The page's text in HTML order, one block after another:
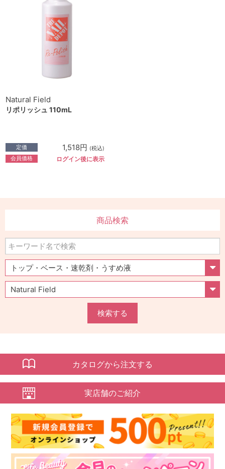
Natural Field
リポリッシュ 110mL
定価 1,518円 (税込)
会員価格 ログイン後に表示
商品検索
検索する
カタログから注文する
実店舗のご紹介